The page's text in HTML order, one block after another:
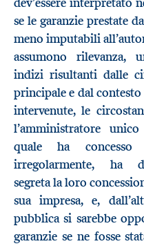
se le garanzie prestate
meno imputabili
assumono rilevanza,
indizi risultanti dalle
principale e dal
intervenute, le
l’amministratore
quale ha
irregolarmente, ha
segreta la loro
sua impresa, e,
pubblica si sarebbe
garanzie se ne fosse